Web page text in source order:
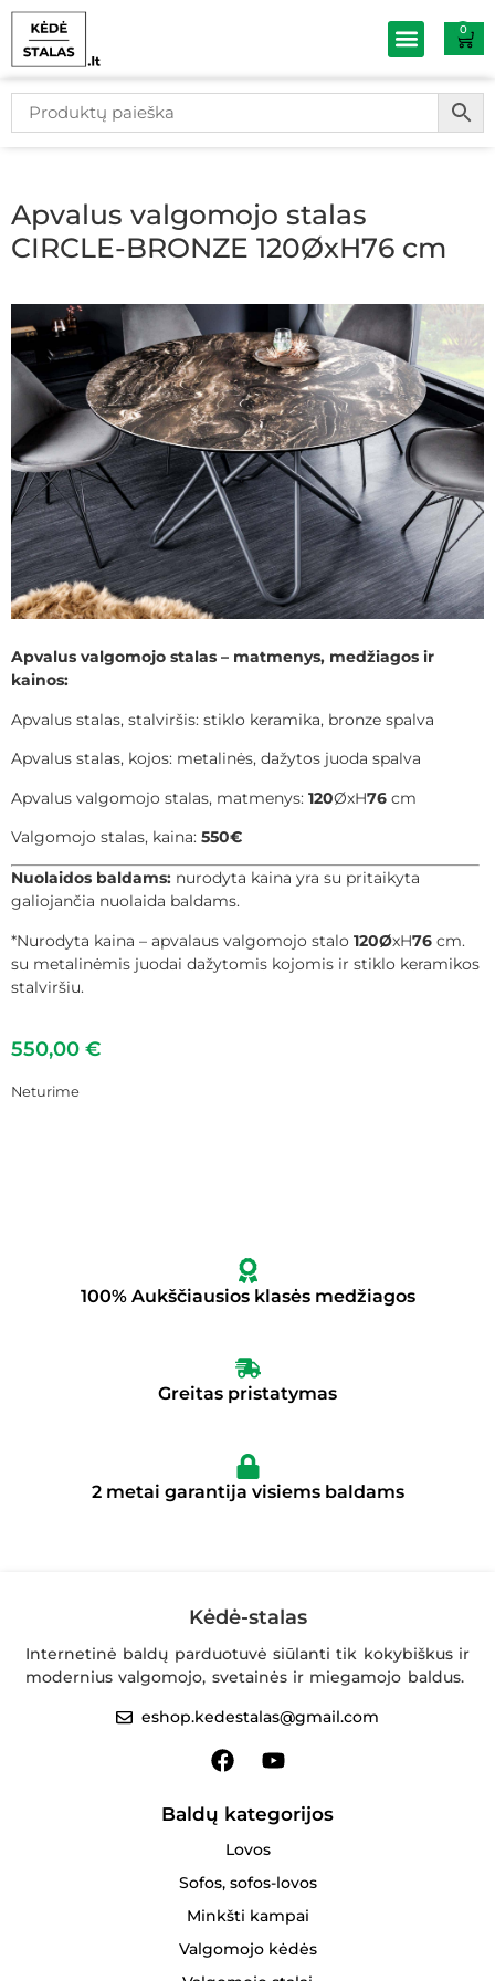
0
Apvalus valgomojo stalas
CIRCLE-BRONZE 120ØxH76 cm
Apvalus valgomojo stalas – matmenys, medžiagos ir
kainos:
Apvalus stalas, stalviršis: stiklo keramika, bronze spalva
Apvalus stalas, kojos: metalinės, dažytos juoda spalva
Apvalus valgomojo stalas, matmenys: 120ØxH76 cm
Valgomojo stalas, kaina: 550€
Nuolaidos baldams: nurodyta kaina yra su pritaikyta
galiojančia nuolaida baldams.
*Nurodyta kaina – apvalaus valgomojo stalo 120ØxH76 cm.
su metalinėmis juodai dažytomis kojomis ir stiklo keramikos
stalviršiu.
550,00 €
Neturime
100% Aukščiausios klasės medžiagos
Greitas pristatymas
2 metai garantija visiems baldams
Kėdė-stalas
Internetinė baldų parduotuvė siūlanti tik kokybiškus ir
modernius valgomojo, svetainės ir miegamojo baldus.
eshop.kedestalas@gmail.com
Baldų kategorijos
Lovos
Sofos, sofos-lovos
Minkšti kampai
Valgomojo kėdės